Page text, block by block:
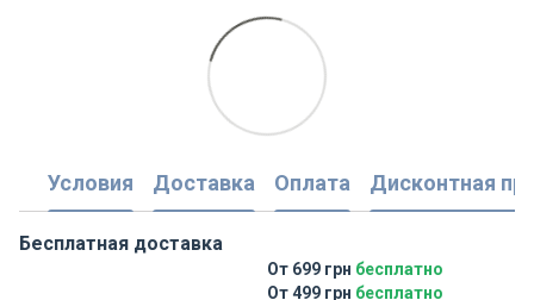
Условия Доставка Оплата Дисконтная
Бесплатная доставка
От 699 грн бесплатно
От 499 грн бесплатно